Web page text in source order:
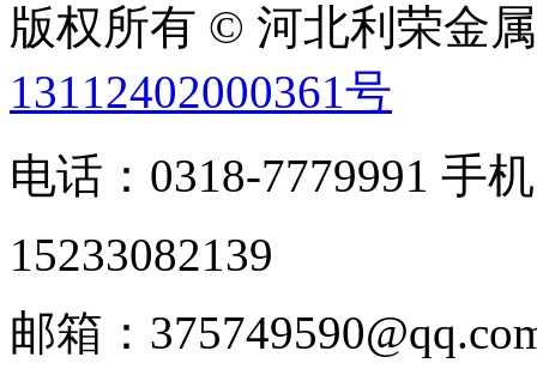
版权所有 © 河北利荣金
13112402000361号
电话：0318-7779991 手
15233082139
邮箱：